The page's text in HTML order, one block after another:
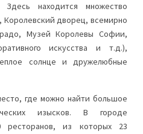
находится множество
Королевский дворец, всемирно
Музей Королевы Софии,
искусства и т.д.),
солнце и дружелюбные
где можно найти большое
изысков. В городе
ресторанов, из которых 23